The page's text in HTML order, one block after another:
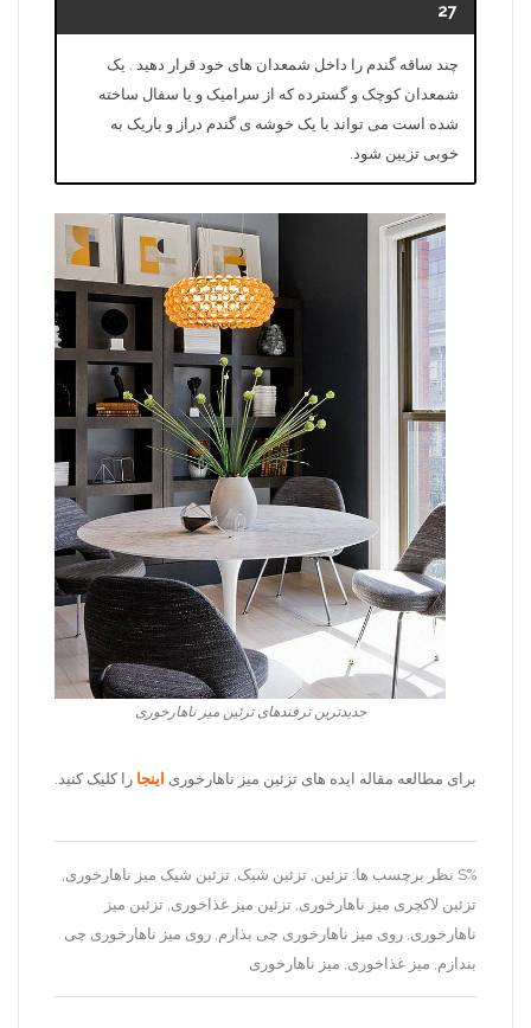
27
چند ساقه گندم را داخل شمعدان های خود قرار دهید . یک
شمعدان کوچک و گسترده که از سرامیک و یا سفال ساخته
شده است می تواند با یک خوشه ی گندم دراز و باریک به
خوبی تزیین شود.
جدیدترین ترفندهای تزئین میز ناهارخوری
برای مطالعه مقاله ایده های تزئین میز ناهارخوری اینجا را کلیک کنید.
%S نظر برچسب ها: تزئین تزئین شیک تزئین شیک میز ناهارخوری
تزئین لاکچری میز ناهارخوری تزئین میز غذاخوری تزئین میز
ناهارخوری روی میز ناهارخوری چی بذارم روی میز ناهارخوری چی
بندازم میز غذاخوری میز ناهارخوری